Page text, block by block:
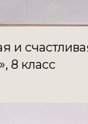
и
8 класс